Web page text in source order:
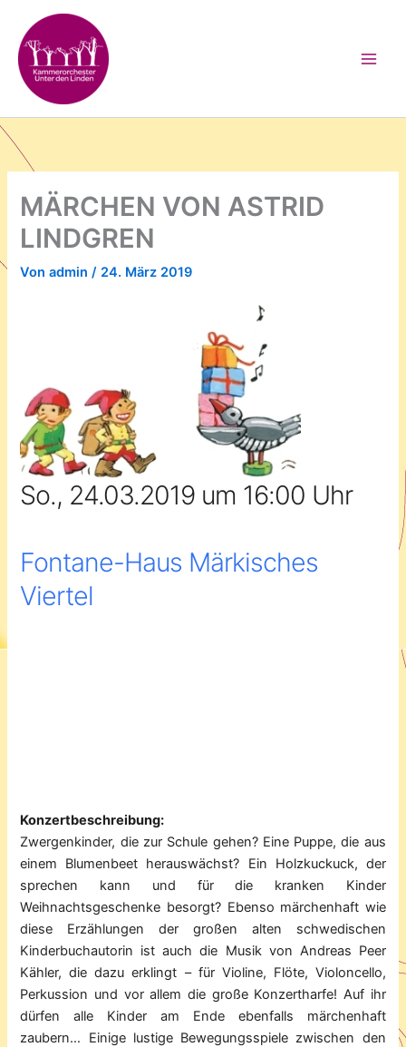
Inhalt
springen
MÄRCHEN VON ASTRID
LINDGREN
Vonadmin/ 24. März 2019
So., 24.03.2019 um 16:00 Uhr
Fontane-Haus Märkisches
Viertel
Konzertbeschreibung:
Zwergenkinder, die zur Schule gehen? Eine Puppe, die aus
einem Blumenbeet herauswächst? Ein Holzkuckuck, der
sprechen kann und für die kranken Kinder
Weihnachtsgeschenke besorgt? Ebenso märchenhaft wie
diese Erzählungen der großen alten schwedischen
Kinderbuchautorin ist auch die Musik von Andreas Peer
Kähler, die dazu erklingt – für Violine, Flöte, Violoncello,
Perkussion und vor allem die große Konzertharfe! Auf ihr
dürfen alle Kinder am Ende ebenfalls märchenhaft
zaubern… Einige lustige Bewegungsspiele zwischen den